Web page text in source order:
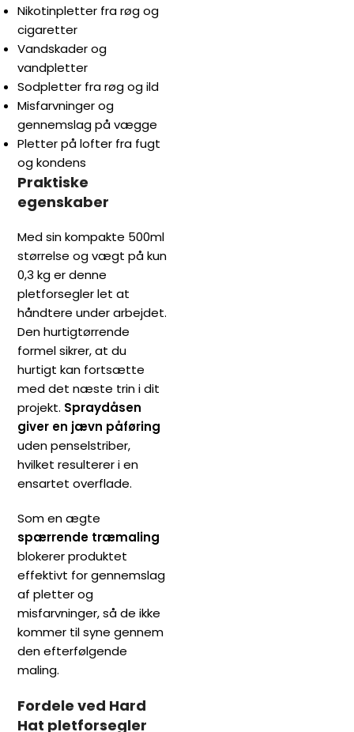
Nikotinpletter fra røg og
cigaretter
Vandskader og
vandpletter
Sodpletter fra røg og ild
Misfarvninger og
gennemslag på vægge
Pletter på lofter fra fugt
og kondens
Praktiske
egenskaber
Med sin kompakte 500ml
størrelse og vægt på kun
0,3 kg er denne
pletforsegler let at
håndtere under arbejdet.
Den hurtigtørrende
formel sikrer, at du
hurtigt kan fortsætte
med det næste trin i dit
projekt. Spraydåsen
giver en jævn påføring
uden penselstriber,
hvilket resulterer i en
ensartet overflade.
Som en ægte
spærrende træmaling
blokerer produktet
effektivt for gennemslag
af pletter og
misfarvninger, så de ikke
kommer til syne gennem
den efterfølgende
maling.
Fordele ved Hard
Hat pletforsegler